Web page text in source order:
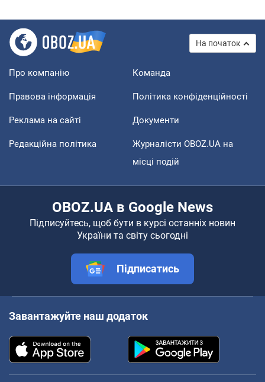
На початок
Про компанію Команда
Правова інформація Політика конфіденційності
Реклама на сайті Документи
Редакційна політика
Журналісти OBOZ.UA на
місці подій
OBOZ.UA в Google News
Підписуйтесь, щоб бути в курсі останніх новин
України та світу сьогодні
Підписатись
Завантажуйте наш додаток